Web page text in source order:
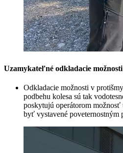
Uzamykateľné odkladacie
Odkladacie možnosti v
podbehu kolesa sú tak
poskytujú operátorom
byť vystavené poveternostným